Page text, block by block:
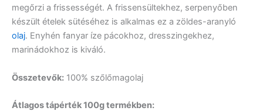
megőrzi a frissességét. A frissensültekhez, serpenyőben
készült ételek sütéséhez is alkalmas ez a zöldes-aranyló
olaj. Enyhén fanyar íze pácokhoz, dresszingekhez,
marinádokhoz is kiváló.
Összetevők: 100% szőlőmagolaj
Átlagos tápérték 100g termékben: